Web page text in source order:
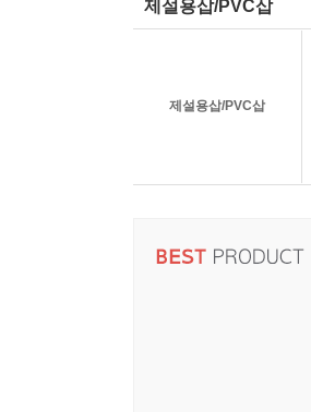
제설용삽/PVC삽
제설용삽/PVC삽